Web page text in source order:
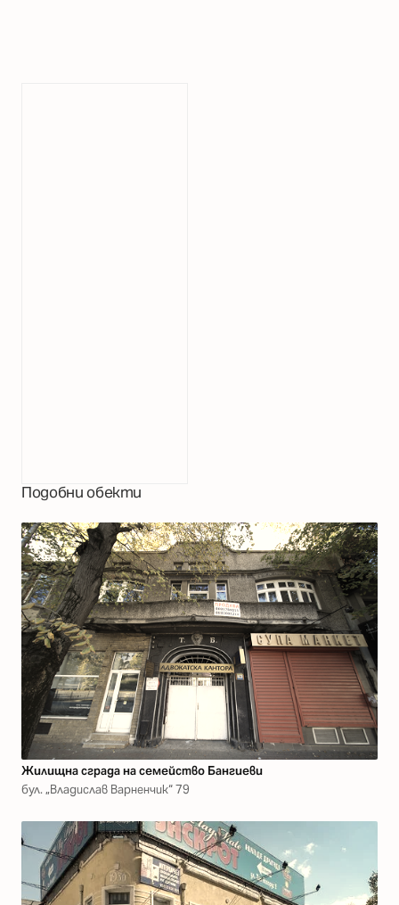
Подобни обекти
Жилищна сграда на семейство Бангиеви
бул. „Владислав Варненчик“ 79